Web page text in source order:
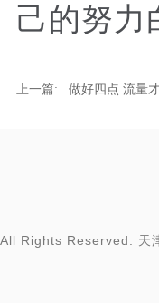
己的努力
上一篇: 做好四点 流量
Rights Reserved. 天